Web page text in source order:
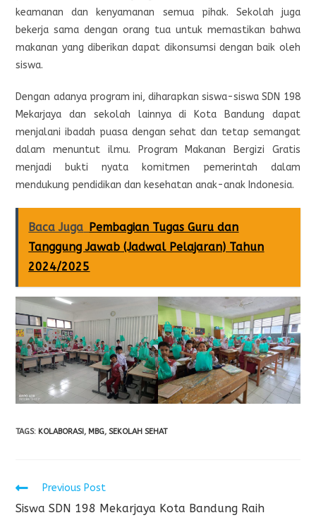
keamanan dan kenyamanan semua pihak. Sekolah juga
bekerja sama dengan orang tua untuk memastikan bahwa
makanan yang diberikan dapat dikonsumsi dengan baik oleh
siswa.
Dengan adanya program ini, diharapkan siswa-siswa SDN 198
Mekarjaya dan sekolah lainnya di Kota Bandung dapat
menjalani ibadah puasa dengan sehat dan tetap semangat
dalam menuntut ilmu. Program Makanan Bergizi Gratis
menjadi bukti nyata komitmen pemerintah dalam
mendukung pendidikan dan kesehatan anak-anak Indonesia.
Baca Juga Pembagian Tugas Guru dan
Tanggung Jawab (Jadwal Pelajaran) Tahun
2024/2025
TAGS: KOLABORASI, MBG, SEKOLAH SEHAT
Previous Post
Siswa SDN 198 Mekarjaya Kota Bandung Raih